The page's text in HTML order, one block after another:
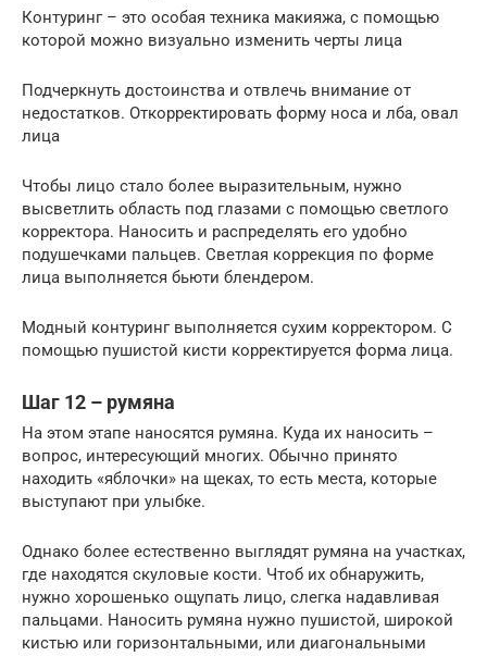
Контуринг – это особая техника макияжа, с помощью
которой можно визуально изменить черты лица
Подчеркнуть достоинства и отвлечь внимание от
недостатков. Откорректировать форму носа и лба, овал
лица
Чтобы лицо стало более выразительным, нужно
высветлить область под глазами с помощью светлого
корректора. Наносить и распределять его удобно
подушечками пальцев. Светлая коррекция по форме
лица выполняется бьюти блендером.
Модный контуринг выполняется сухим корректором. С
помощью пушистой кисти корректируется форма лица.
Шаг 12 – румяна
На этом этапе наносятся румяна. Куда их наносить –
вопрос, интересующий многих. Обычно принято
находить «яблочки» на щеках, то есть места, которые
выступают при улыбке.
Однако более естественно выглядят румяна на участках,
где находятся скуловые кости. Чтоб их обнаружить,
нужно хорошенько ощупать лицо, слегка надавливая
пальцами. Наносить румяна нужно пушистой, широкой
кистью или горизонтальными, или диагональными